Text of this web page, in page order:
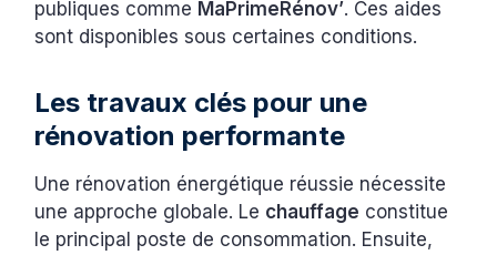
publiques comme MaPrimeRénov’. Ces aides
sont disponibles sous certaines conditions.
Les travaux clés pour une
rénovation performante
Une rénovation énergétique réussie nécessite
une approche globale. Le chauffage constitue
le principal poste de consommation. Ensuite,